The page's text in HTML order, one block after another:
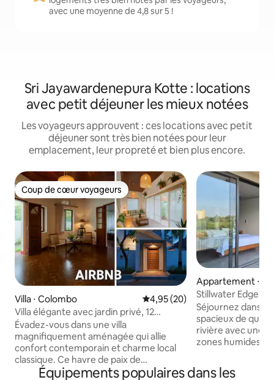
avec une moyenne de 4,8 sur 5 !
Sri Jayawardenepura Kotte : locations
avec petit déjeuner les mieux notées
Les voyageurs approuvent : ces locations avec petit
déjeuner sont très bien notées pour leur
emplacement, leur propreté et bien plus encore.
Coup de cœur voyageurs
Coup de cœur voyageurs
Villa ⋅ Colombo Évaluation moyenne sur la
4,95 (20)
Villa élégante avec jardin privé, 12
couchages.
Évadez-vous dans une villa
magnifiquement aménagée qui allie
confort contemporain et charme local
classique. Ce havre de paix de
6 chambres offre un espace de vie aéré,
Appartement ⋅
Stillwater Edge 2
Séjournez dans
spacieux de
rivière avec une
zones humides et
nature et de
Rajagiriya. Idéal pour les couples, les
Équipements populaires dans les